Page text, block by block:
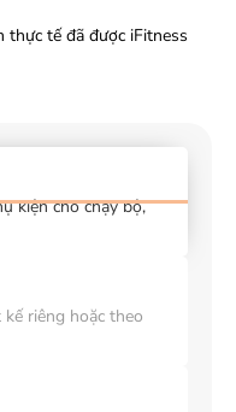
thực tế đã được iFitness
kiện cho chạy bộ,
riêng hoặc theo